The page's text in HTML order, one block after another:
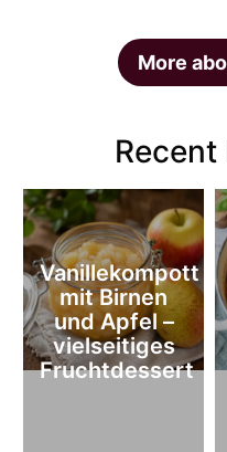
More
Recent
Vanillekompott
mit Birnen
und Apfel –
vielseitiges
Fruchtdessert